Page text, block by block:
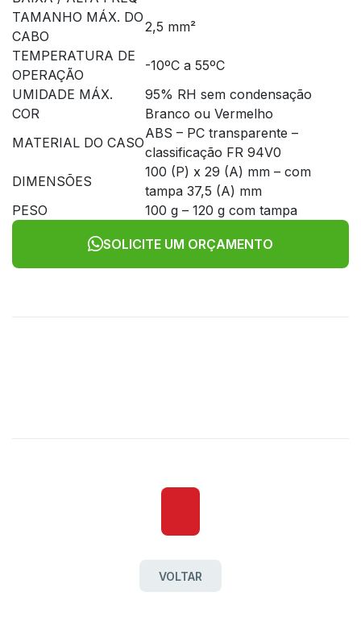
TAMANHO MÁX. DO
CABO
2,5 mm²
TEMPERATURA DE
OPERAÇÃO
-10ºC a 55ºC
UMIDADE MÁX.
95% RH sem condensação
COR
Branco ou Vermelho
MATERIAL DO CASO
ABS – PC transparente –
classificação FR 94V0
DIMENSÕES
100 (P) x 29 (A) mm – com
tampa 37,5 (A) mm
PESO
100 g – 120 g com tampa
SOLICITE UM ORÇAMENTO
VOLTAR